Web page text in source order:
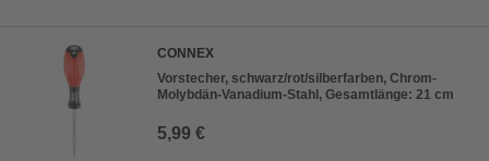
CONNEX
Vorstecher, schwarz/rot/silberfarben, Chrom-
Molybdän-Vanadium-Stahl, Gesamtlänge: 21 cm
5,99 €